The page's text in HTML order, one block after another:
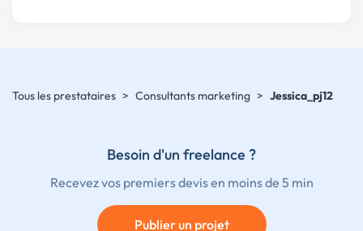
Tous les prestataires > Consultants marketing > Jessica_pj12
Besoin d'un freelance ?
Recevez vos premiers devis en moins de 5 min
Publier un projet